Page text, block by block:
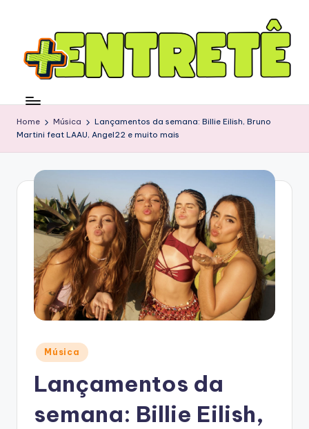
Home Música
Lançamentos da semana: Billie Eilish, Bruno
Martini feat LAAU, Angel22 e muito mais
Posted
in
Música
Lançamentos da
semana: Billie Eilish,